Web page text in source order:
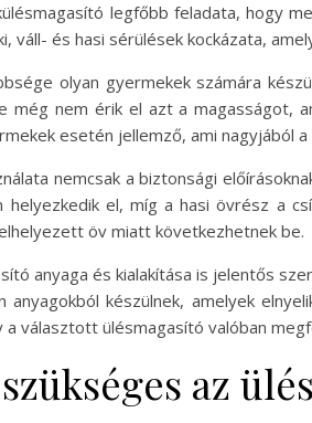
legfőbb feladata, hogy
váll- és hasi sérülések kockázata,
olyan gyermekek számára
még nem érik el azt a magasságot,
esetén jellemző, ami nagyjából
nemcsak a biztonsági
helyezkedik el, míg a hasi övrész a
öv miatt következhetnek be.
anyaga és kialakítása is jelentős
anyagokból készülnek, amelyek
a választott ülésmagasító valóban
az